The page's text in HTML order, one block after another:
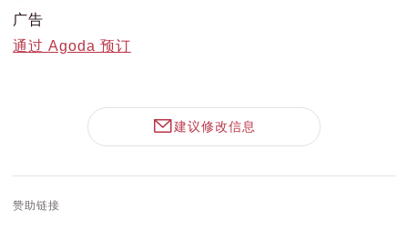
广告
通过 Agoda 预订
建议修改信息
赞助链接